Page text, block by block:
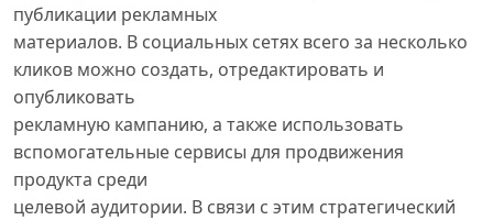
публикации рекламных
материалов. В социальных сетях всего за несколько
кликов можно создать, отредактировать и
опубликовать
рекламную кампанию, а также использовать
вспомогательные сервисы для продвижения
продукта среди
целевой аудитории. В связи с этим стратегический